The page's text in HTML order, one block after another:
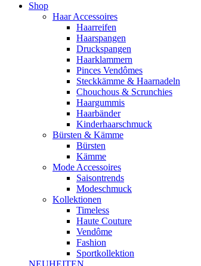
Shop
Haar Accessoires
Haarreifen
Haarspangen
Druckspangen
Haarklammern
Pinces Vendômes
Steckkämme & Haarnadeln
Chouchous & Scrunchies
Haargummis
Haarbänder
Kinderhaarschmuck
Bürsten & Kämme
Bürsten
Kämme
Mode Accessoires
Saisontrends
Modeschmuck
Kollektionen
Timeless
Haute Couture
Vendôme
Fashion
Sportkollektion
NEUHEITEN